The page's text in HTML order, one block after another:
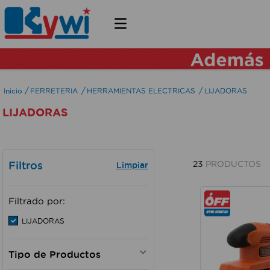
FERRETERIA HERRAMIENTAS ELECTRICAS LIJADORAS
LIJADORAS
Filtros
Filtrado por:
LIJADORAS
23 PRODUCTOS